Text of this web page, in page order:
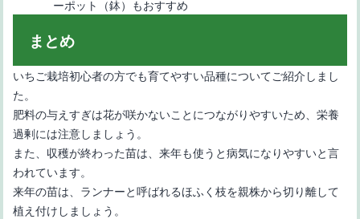
ーポット（鉢）もおすすめ
まとめ
いちご栽培初心者の方でも育てやすい品種についてご紹介しまし
た。
肥料の与えすぎは花が咲かないことにつながりやすいため、栄養
過剰には注意しましょう。
また、収穫が終わった苗は、来年も使うと病気になりやすいと言
われています。
来年の苗は、ランナーと呼ばれるほふく枝を親株から切り離して
植え付けしましょう。